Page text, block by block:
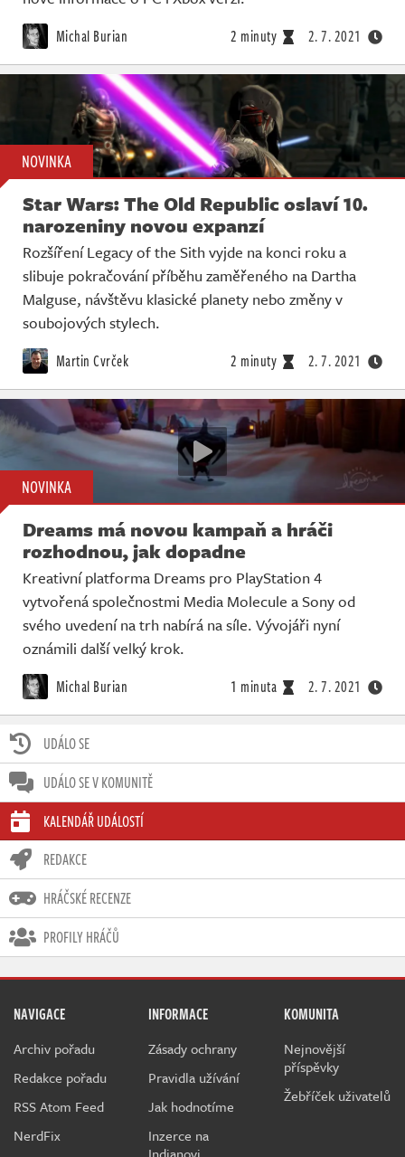
UDÁLO SE
UDÁLO SE V KOMUNITĚ
KALENDÁŘ UDÁLOSTÍ
REDAKCE
HRÁČSKÉ RECENZE
PROFILY HRÁČŮ
Michal Burian 2 minuty 2. 7. 2021
NOVINKA
Star Wars: The Old Republic oslaví 10.
narozeniny novou expanzí
Rozšíření Legacy of the Sith vyjde na konci roku a
slibuje pokračování příběhu zaměřeného na Dartha
Malguse, návštěvu klasické planety nebo změny v
soubojových stylech.
Martin Cvrček 2 minuty 2. 7. 2021
NOVINKA
Dreams má novou kampaň a hráči
rozhodnou, jak dopadne
Kreativní platforma Dreams pro PlayStation 4
vytvořená společnostmi Media Molecule a Sony od
svého uvedení na trh nabírá na síle. Vývojáři nyní
oznámili další velký krok.
Michal Burian 1 minuta 2. 7. 2021
NAVIGACE
Archiv pořadu
Redakce pořadu
RSS Atom Feed
NerdFix
INFORMACE
Zásady ochrany
Pravidla užívání
Jak hodnotíme
Inzerce na
KOMUNITA
Nejnovější
příspěvky
Žebříček uživatelů